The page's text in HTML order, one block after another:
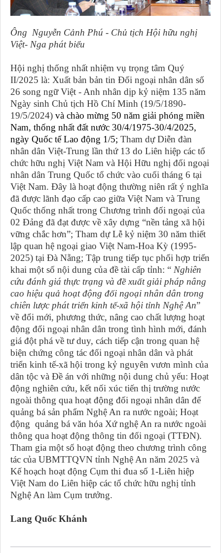
Ông Nguyễn Cảnh Phú - Chủ tịch Hội hữu nghị
Việt- Nga phát biểu
Hội nghị thống nhất nhiệm vụ trọng tâm Quý
II/2025 là: Xuất bản bản tin Đối ngoại nhân dân số
26 song ngữ Việt - Anh nhân dịp kỷ niệm 135 năm
Ngày sinh Chủ tịch Hồ Chí Minh (19/5/1890-
19/5/2024) và chào mừng 50 năm giải phóng miền
Nam, thống nhất đất nước 30/4/1975-30/4/2025,
ngày Quốc tế Lao động 1/5; Tham dự Diễn đàn
nhân dân Việt-Trung lần thứ 13 do Liên hiệp các tổ
chức hữu nghị Việt Nam và Hội Hữu nghị đối ngoại
nhân dân Trung Quốc tổ chức vào cuối tháng 6 tại
Việt Nam. Đây là hoạt động thường niên rất ý nghĩa
đã được lãnh đạo cấp cao giữa Việt Nam và Trung
Quốc thống nhất trong Chương trình đối ngoại của
02 Đảng đã đạt được về xây dựng “nền tảng xã hội
vững chắc hơn”; Tham dự Lễ kỷ niệm 30 năm thiết
lập quan hệ ngoại giao Việt Nam-Hoa Kỳ (1995-
2025) tại Đà Nẵng; Tập trung tiếp tục phối hợp triển
khai một số nội dung của đề tài cấp tỉnh: “ Nghiên
cứu đánh giá thực trạng và đề xuất giải pháp nâng
cao hiệu quả hoạt động đối ngoại nhân dân trong
chiên lược phát triển kinh tế-xã hội tỉnh Nghệ An”
về đổi mới, phương thức, nâng cao chất lượng hoạt
động đối ngoại nhân dân trong tình hình mới, đánh
giá đột phá về tư duy, cách tiếp cận trong quan hệ
biện chứng công tác đối ngoại nhân dân và phát
triển kinh tế-xã hội trong kỷ nguyên vươn mình của
dân tộc và Đề án với những nội dung chủ yếu: Hoạt
động nghiên cứu, kết nối xúc tiến thị trường nước
ngoài thông qua hoạt động đối ngoại nhân dân để
quảng bá sản phẩm Nghệ An ra nước ngoài; Hoạt
động quảng bá văn hóa Xứ nghệ An ra nước ngoài
thông qua hoạt động thông tin đối ngoại (TTĐN).
Tham gia một số hoạt động theo chương trình công
tác của UBMTTQVN tỉnh Nghệ An năm 2025 và
Kế hoạch hoạt động Cụm thi đua số 1-Liên hiệp
Việt Nam do Liên hiệp các tổ chức hữu nghị tỉnh
Nghệ An làm Cụm trưởng.
Lang Quốc Khánh